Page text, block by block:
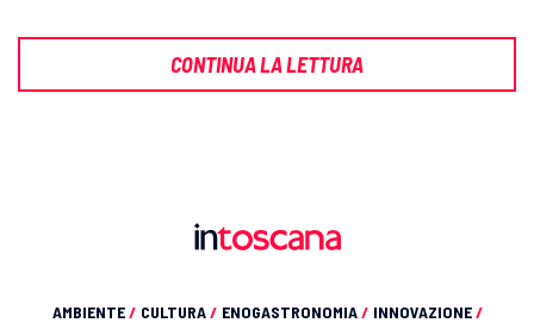
CONTINUA LA LETTURA
AMBIENTE/ CULTURA/ ENOGASTRONOMIA/ INNOVAZIONE/